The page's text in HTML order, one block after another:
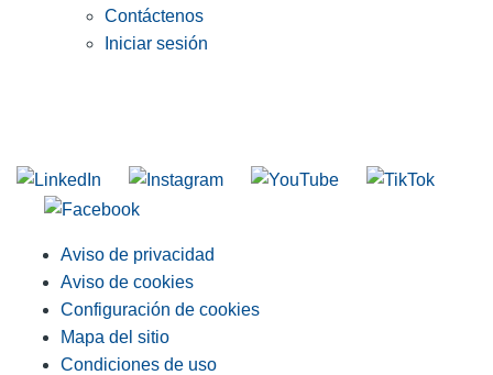
Contáctenos
Iniciar sesión
Aviso de privacidad
Aviso de cookies
Configuración de cookies
Mapa del sitio
Condiciones de uso